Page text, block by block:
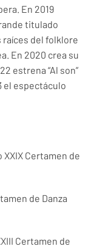
En 2019
titulado
raíces del folklore
En 2020 crea su
estrena “Al son”
el espectáculo
Certamen de
de Danza
Certamen de